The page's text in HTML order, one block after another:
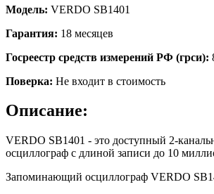
Модель: VERDO SB1401
Гарантия: 18 месяцев
Госреестр средств измерений РФ (грси):
Поверка: Не входит в стоимость
Описание:
VERDO SB1401 - это доступный 2-
осциллограф c длиной записи до 10
Запоминающий осциллограф VERDO